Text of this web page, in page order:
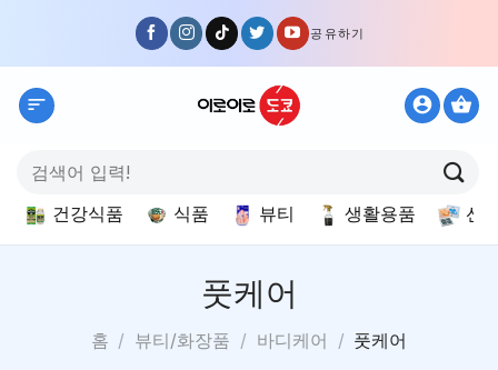
content
공유하기
색:
건강식품 식품 뷰티 생활용품 선
풋케어
홈 / 뷰티/화장품 / 바디케어 / 풋케어